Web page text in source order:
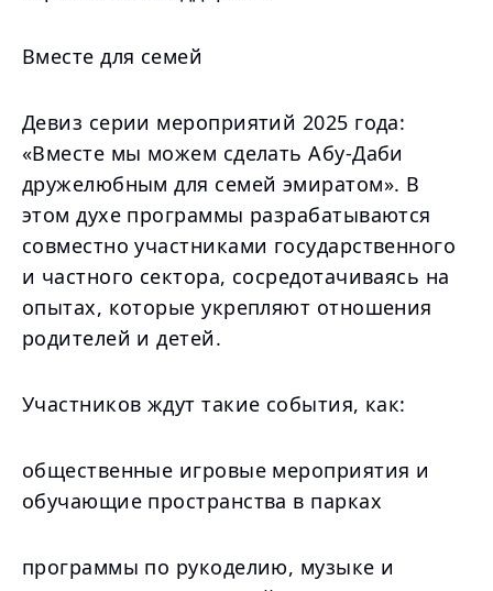
Вместе для семей
Девиз серии мероприятий 2025 года:
«Вместе мы можем сделать Абу-Даби
дружелюбным для семей эмиратом». В
этом духе программы разрабатываются
совместно участниками государственного
и частного сектора, сосредотачиваясь на
опытах, которые укрепляют отношения
родителей и детей.
Участников ждут такие события, как:
общественные игровые мероприятия и
обучающие пространства в парках
программы по рукоделию, музыке и